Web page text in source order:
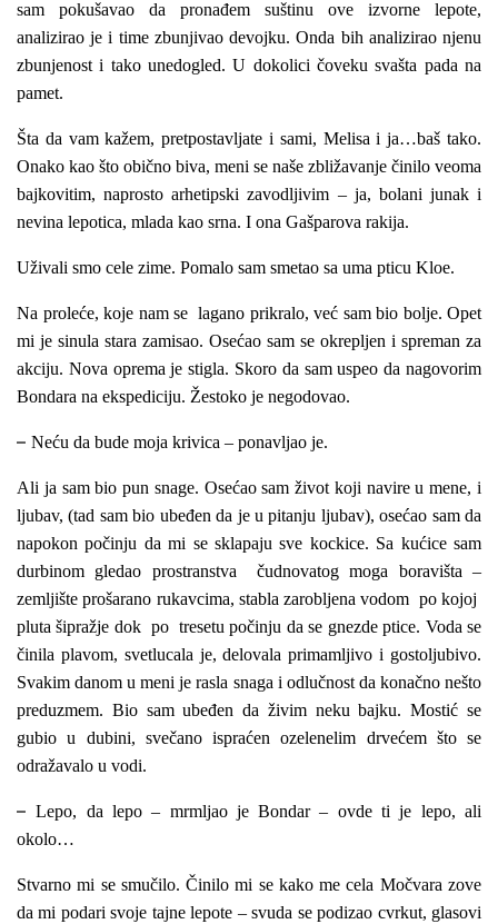
sam pokušavao da pronađem suštinu ove izvorne lepote,
analizirao je i time zbunjivao devojku. Onda bih analizirao njenu
zbunjenost i tako unedogled. U dokolici čoveku svašta pada na
pamet.
Šta da vam kažem, pretpostavljate i sami, Melisa i ja…baš tako.
Onako kao što obično biva, meni se naše zbližavanje činilo veoma
bajkovitim, naprosto arhetipski zavodljivim – ja, bolani junak i
nevina lepotica, mlada kao srna. I ona Gašparova rakija.
Uživali smo cele zime. Pomalo sam smetao sa uma pticu Kloe.
Na proleće, koje nam se lagano prikralo, već sam bio bolje. Opet
mi je sinula stara zamisao. Osećao sam se okrepljen i spreman za
akciju. Nova oprema je stigla. Skoro da sam uspeo da nagovorim
Bondara na ekspediciju. Žestoko je negodovao.
– Neću da bude moja krivica – ponavljao je.
Ali ja sam bio pun snage. Osećao sam život koji navire u mene, i
ljubav, (tad sam bio ubeđen da je u pitanju ljubav), osećao sam da
napokon počinju da mi se sklapaju sve kockice. Sa kućice sam
durbinom gledao prostranstva čudnovatog moga boravišta –
zemljište prošarano rukavcima, stabla zarobljena vodom po kojoj
pluta šipražje dok po tresetu počinju da se gnezde ptice. Voda se
činila plavom, svetlucala je, delovala primamljivo i gostoljubivo.
Svakim danom u meni je rasla snaga i odlučnost da konačno nešto
preduzmem. Bio sam ubeđen da živim neku bajku. Mostić se
gubio u dubini, svečano ispraćen ozelenelim drvećem što se
odražavalo u vodi.
–Lepo, da lepo – mrmljao je Bondar – ovde ti je lepo, ali
okolo…
Stvarno mi se smučilo. Činilo mi se kako me cela Močvara zove
da mi podari svoje tajne lepote – svuda se podizao cvrkut, glasovi